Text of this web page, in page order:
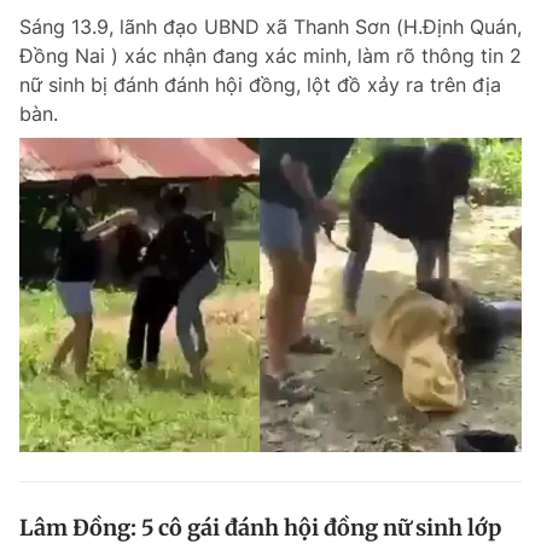
Giấy phép xuất bản số 110/GP - BTTTT cấp ngày 24.3.2020
© 2003-2026 Bản quyền thuộc về Báo Thanh Niên. Cấm sao chép
dưới mọi hình thức nếu không có sự chấp thuận bằng văn bản.
Phát triển bởi ePi Technologies, JSC.
Sáng 13.9, lãnh đạo UBND xã Thanh Sơn (H.Định Quán,
Đồng Nai ) xác nhận đang xác minh, làm rõ thông tin 2
nữ sinh bị đánh đánh hội đồng, lột đồ xảy ra trên địa
bàn.
Lâm Đồng: 5 cô gái đánh hội đồng nữ sinh lớp